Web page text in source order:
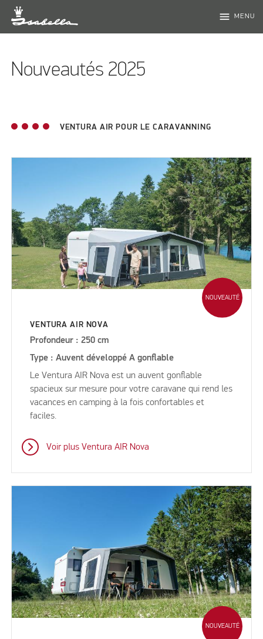
menu MENU
Nouveautés 2025
VENTURA AIR POUR LE CARAVANNING
NOUVEAUTÉ
VENTURA AIR NOVA
Profondeur : 250 cm
Type : Auvent développé A gonflable
Le Ventura AIR Nova est un auvent gonflable
spacieux sur mesure pour votre caravane qui rend les
vacances en camping à la fois confortables et
faciles.
Voir plus Ventura AIR Nova
NOUVEAUTÉ